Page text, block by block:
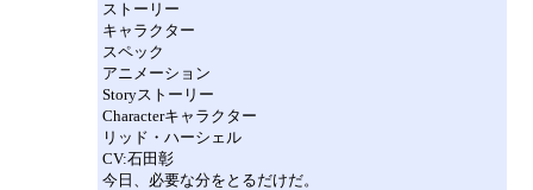
ストーリー
キャラクター
スペック
アニメーション
Storyストーリー
Characterキャラクター
リッド・ハーシェル
CV:石田彰
今日、必要な分をとるだけだ。